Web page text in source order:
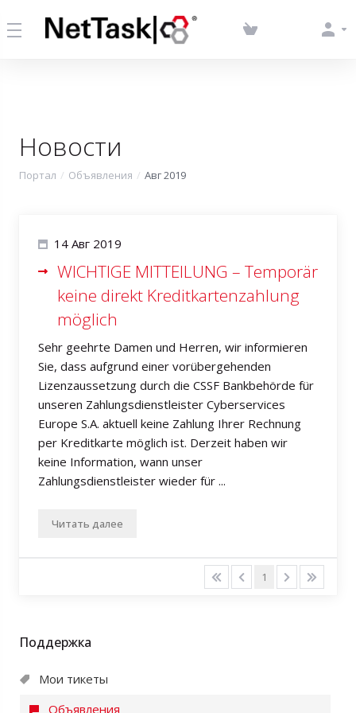
Новости
Портал Объявления Авг 2019
Поддержка
Мои тикеты
Объявления
14 Авг 2019
WICHTIGE MITTEILUNG – Temporär
keine direkt Kreditkartenzahlung
möglich
Sehr geehrte Damen und Herren, wir informieren
Sie, dass aufgrund einer vorübergehenden
Lizenzaussetzung durch die CSSF Bankbehörde für
unseren Zahlungsdienstleister Cyberservices
Europe S.A. aktuell keine Zahlung Ihrer Rechnung
per Kreditkarte möglich ist. Derzeit haben wir
keine Information, wann unser
Zahlungsdienstleister wieder für ...
Читать далее
1